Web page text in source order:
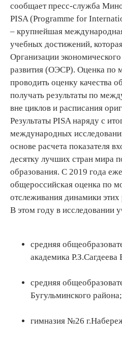
сообщает пресс-служба
PISA (Programme for
– крупнейшая
учебных достижений,
Организации
развития (ОЭСР). Оценка по
проводить оценку качества
получать результаты по
вне циклов и расписания
Результаты PISA наряду с
международных
основе расчета показателя
десятку лучших стран мира
образования. С 2019 года
общероссийская оценка по
отслеживания динамики этих
В этом году в исследовании
средняя
академика Р.З.Сагдеева
средняя
Бугульминского района;
гимназия №26